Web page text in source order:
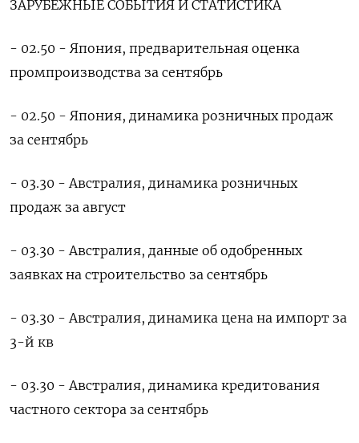
ЗАРУБЕЖНЫЕ СОБЫТИЯ И СТАТИСТИКА
- 02.50 - Япония, предварительная оценка
промпроизводства за сентябрь
- 02.50 - Япония, динамика розничных продаж
за сентябрь
- 03.30 - Австралия, динамика розничных
продаж за август
- 03.30 - Австралия, данные об одобренных
заявках на строительство за сентябрь
- 03.30 - Австралия, динамика цена на импорт за
3-й кв
- 03.30 - Австралия, динамика кредитования
частного сектора за сентябрь